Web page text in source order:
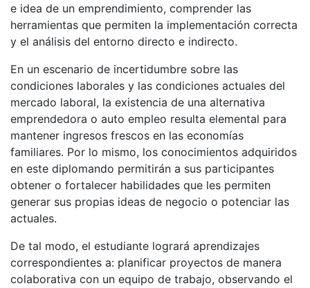
e idea de un emprendimiento, comprender las
herramientas que permiten la implementación correcta
y el análisis del entorno directo e indirecto.
En un escenario de incertidumbre sobre las
condiciones laborales y las condiciones actuales del
mercado laboral, la existencia de una alternativa
emprendedora o auto empleo resulta elemental para
mantener ingresos frescos en las economías
familiares. Por lo mismo, los conocimientos adquiridos
en este diplomando permitirán a sus participantes
obtener o fortalecer habilidades que les permiten
generar sus propias ideas de negocio o potenciar las
actuales.
De tal modo, el estudiante logrará aprendizajes
correspondientes a: planificar proyectos de manera
colaborativa con un equipo de trabajo, observando el